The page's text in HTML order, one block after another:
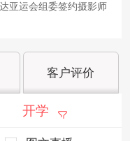
亚运会组委签约摄影师
客户评价
开学